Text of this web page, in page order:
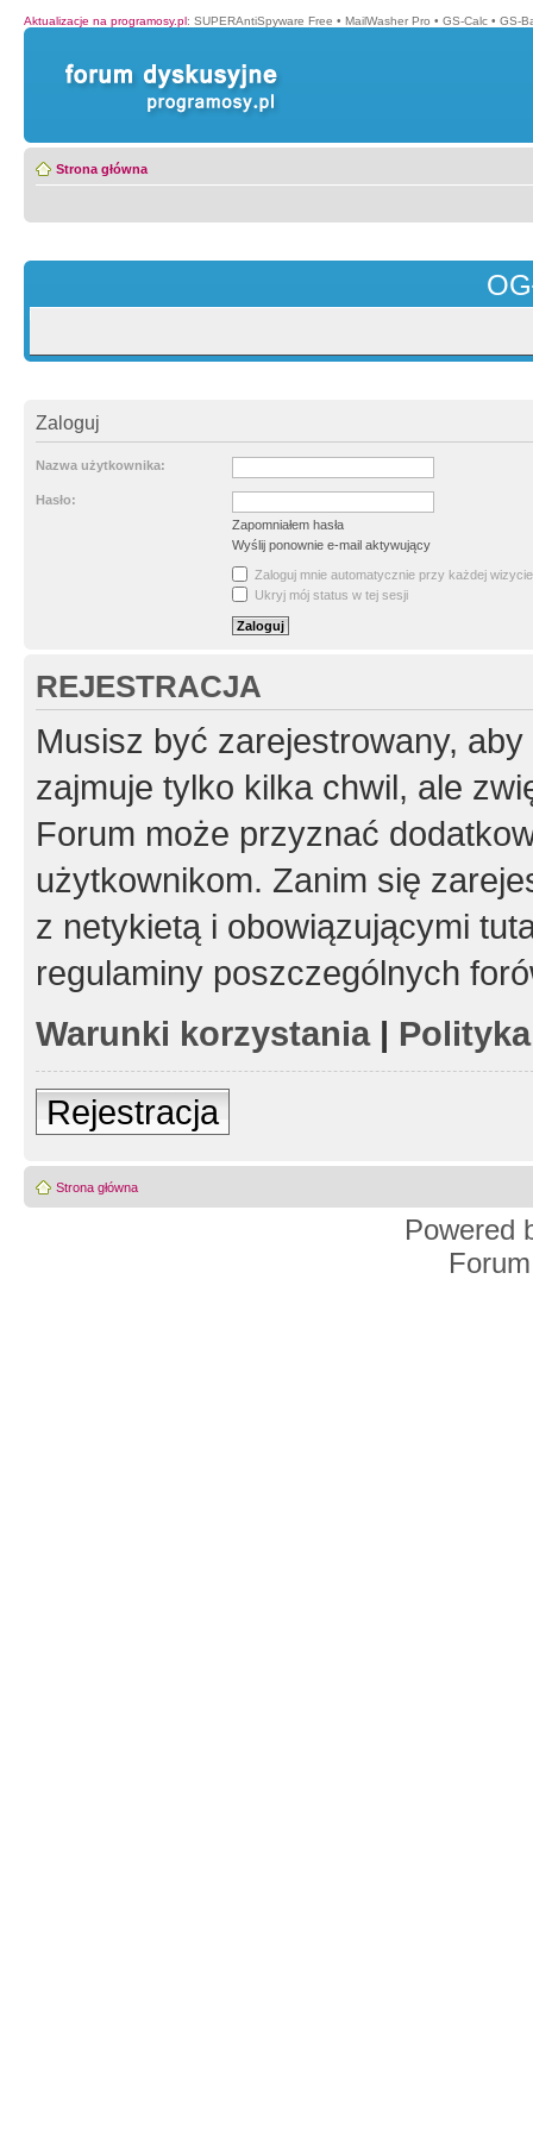
Aktualizacje na programosy.pl: SUPERAntiSpyware Free • MailWasher Pro • GS-Calc • GS-
Strona główna
Zaloguj
Nazwa użytkownika:
Hasło:
Zapomniałem hasła
Wyślij ponownie e-mail aktywujący
Zaloguj mnie automatycznie przy każdej wizycie
Ukryj mój status w tej sesji
REJESTRACJA
Musisz być zarejestrowany,
zajmuje tylko kilka chwil, ale
Forum może przyznać
użytkownikom. Zanim się
z netykietą i obowiązującymi
regulaminy poszczególnych
Warunki korzystania|
Rejestracja
Strona główna
Powered